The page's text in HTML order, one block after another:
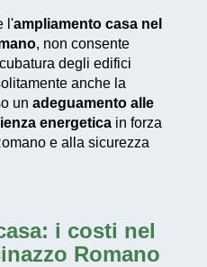
l'ampliamento casa nel
, non consente
degli edifici
anche la
un adeguamento alle
energetica in forza
e alla sicurezza
i costi nel
Romano